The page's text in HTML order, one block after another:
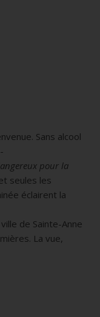
Sans alcool
pour la
seules les
éclairent la
de Sainte-Anne
La vue,